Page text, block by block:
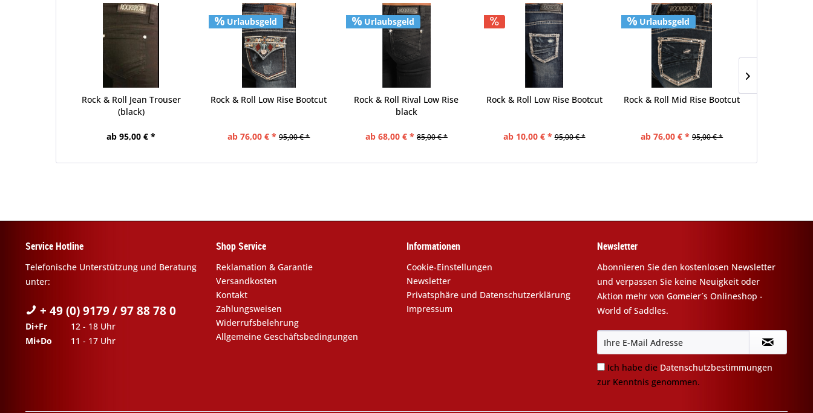
Rock & Roll Jean Trouser
(black)
ab 95,00 € *
Urlaubsgeld
Rock & Roll Low Rise Bootcut
ab 76,00 € * 95,00 € *
Urlaubsgeld
Rock & Roll Rival Low Rise
black
ab 68,00 € * 85,00 € *
Rock & Roll Low Rise Bootcut
ab 10,00 € * 95,00 € *
Urlaubsgeld
Rock & Roll Mid Rise Bootcut
ab 76,00 € * 95,00 € *
Service Hotline
Telefonische Unterstützung und Beratung
unter:
+ 49 (0) 9179 / 97 88 78 0
Di+Fr
12 - 18 Uhr
Mi+Do
11 - 17 Uhr
Shop Service
Reklamation & Garantie
Versandkosten
Kontakt
Zahlungsweisen
Widerrufsbelehrung
Allgemeine Geschäftsbedingungen
Informationen
Cookie-Einstellungen
Newsletter
Privatsphäre und Datenschutzerklärung
Impressum
Newsletter
Abonnieren Sie den kostenlosen Newsletter
und verpassen Sie keine Neuigkeit oder
Aktion mehr von Gomeier´s Onlineshop -
World of Saddles.
Ich habe die Datenschutzbestimmungen
zur Kenntnis genommen.